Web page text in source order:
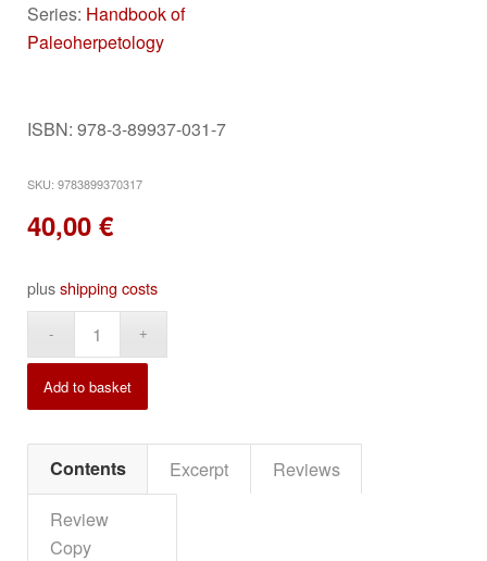
Series: Handbook of
Paleoherpetology
ISBN: 978-3-89937-031-7
SKU: 9783899370317
40,00 €
plusshipping costs
Add to basket
Contents Excerpt
Reviews
Review
Copy